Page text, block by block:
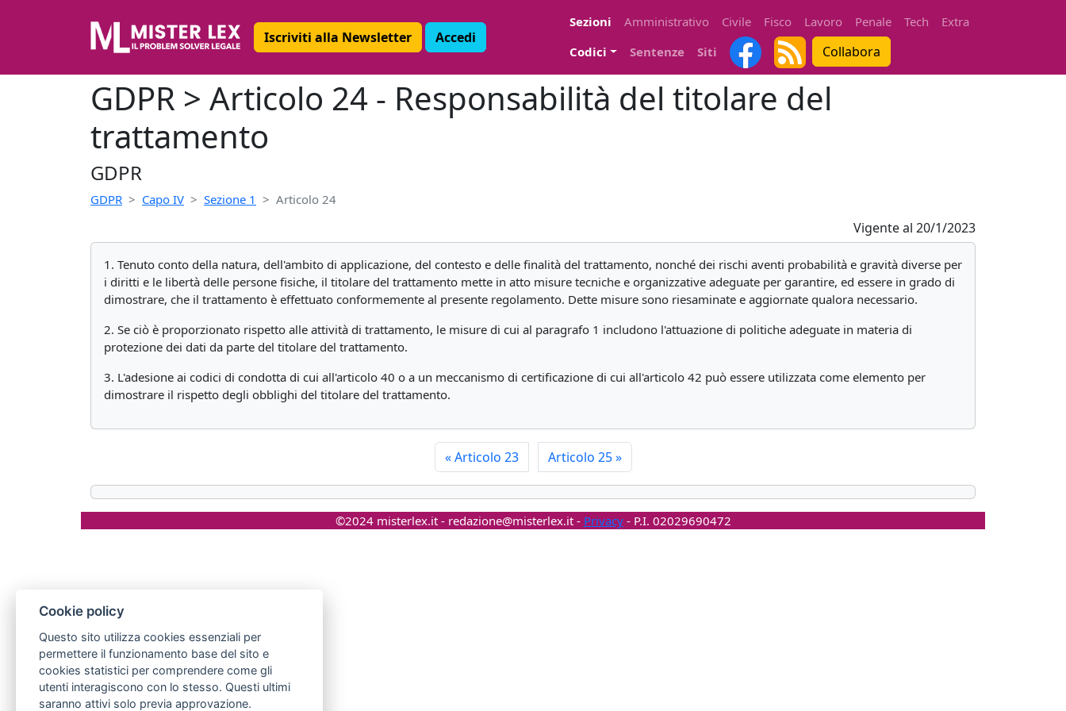
Iscriviti alla Newsletter Accedi
Sezioni Amministrativo Civile Fisco Lavoro Penale Tech
Extra
Codici
Sentenze Siti Collabora
GDPR > Articolo 24 - Responsabilità del titolare del
trattamento
GDPR
GDPR Capo IV Sezione 1 Articolo 24
Vigente al 20/1/2023
1. Tenuto conto della natura, dell'ambito di applicazione, del contesto e delle finalità del trattamento, nonché dei rischi aventi probabilità e gravità diverse per
i diritti e le libertà delle persone fisiche, il titolare del trattamento mette in atto misure tecniche e organizzative adeguate per garantire, ed essere in grado di
dimostrare, che il trattamento è effettuato conformemente al presente regolamento. Dette misure sono riesaminate e aggiornate qualora necessario.
2. Se ciò è proporzionato rispetto alle attività di trattamento, le misure di cui al paragrafo 1 includono l'attuazione di politiche adeguate in materia di
protezione dei dati da parte del titolare del trattamento.
3. L'adesione ai codici di condotta di cui all'articolo 40 o a un meccanismo di certificazione di cui all'articolo 42 può essere utilizzata come elemento per
dimostrare il rispetto degli obblighi del titolare del trattamento.
«Articolo 23 Articolo 25»
©2024 misterlex.it - redazione@misterlex.it- Privacy- P.I. 02029690472
Cookie policy
Questo sito utilizza cookies essenziali per
permettere il funzionamento base del sito e
cookies statistici per comprendere come gli
utenti interagiscono con lo stesso. Questi ultimi
saranno attivi solo previa approvazione.